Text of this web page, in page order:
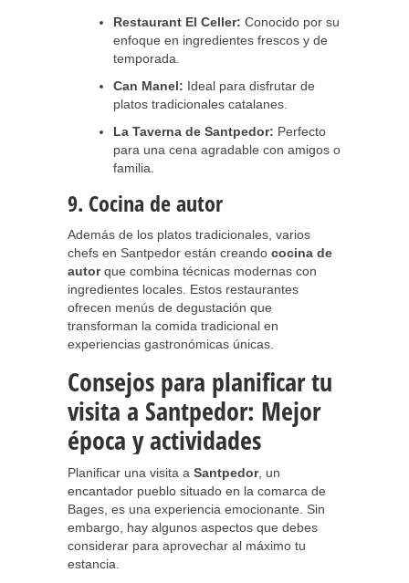
Restaurant El Celler: Conocido por su
enfoque en ingredientes frescos y de
temporada.
Can Manel: Ideal para disfrutar de
platos tradicionales catalanes.
La Taverna de Santpedor: Perfecto
para una cena agradable con amigos o
familia.
9. Cocina de autor
Además de los platos tradicionales, varios
chefs en Santpedor están creando cocina de
autorque combina técnicas modernas con
ingredientes locales. Estos restaurantes
ofrecen menús de degustación que
transforman la comida tradicional en
experiencias gastronómicas únicas.
Consejos para planificar tu
visita a Santpedor: Mejor
época y actividades
Planificar una visita a Santpedor, un
encantador pueblo situado en la comarca de
Bages, es una experiencia emocionante. Sin
embargo, hay algunos aspectos que debes
considerar para aprovechar al máximo tu
estancia.